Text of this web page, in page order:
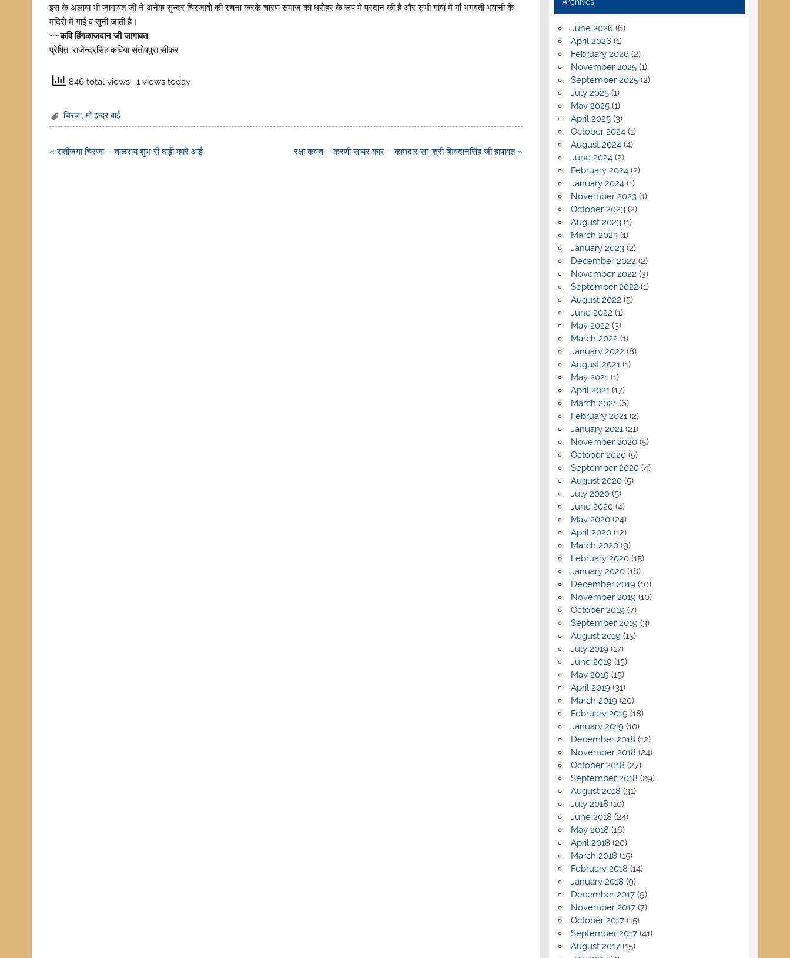
इस के अलावा भी जागावत जी ने अनेक सुन्दर चिरजावों की रचना करके चारण समाज को धरोहर के रूप में प्रदान की है और सभी गांवों में माँ भगवती भवानी के
मंदिरो में गाई व सुनी जाती है।
~~कवि हिंगऴाजदान जी जागावत
प्रेषित: राजेन्द्रसिंह कविया संतोषपुरा सीकर
846 total views , 1 views today
चिरजा,माँ इन्द्र बाई
Post
« रातीजगा चिरजा – चाळराय शुभ री घड़ी म्हारे आई रक्षा कवच – करणी सायर कार – कामदार सा. श्री शिवदानसिंह जी हापावत »
Archives
June 2026(6)
April 2026(1)
February 2026(2)
November 2025(1)
September 2025(2)
July 2025(1)
May 2025(1)
April 2025(3)
October 2024(1)
August 2024(4)
June 2024(2)
February 2024(2)
January 2024(1)
November 2023(1)
October 2023(2)
August 2023(1)
March 2023(1)
January 2023(2)
December 2022 (2)
November 2022 (3)
September 2022 (1)
August 2022 (5)
June 2022 (1)
May 2022 (3)
March 2022 (1)
January 2022 (8)
August 2021(1)
May 2021(1)
April 2021(17)
March 2021(6)
February 2021(2)
January 2021(21)
November 2020(5)
October 2020(5)
September 2020(4)
August 2020(5)
July 2020(5)
June 2020(4)
May 2020(24)
April 2020(12)
March 2020(9)
February 2020(15)
January 2020(18)
December 2019(10)
November 2019(10)
October 2019(7)
September 2019(3)
August 2019(15)
July 2019(17)
June 2019(15)
May 2019(15)
April 2019(31)
March 2019(20)
February 2019(18)
January 2019(10)
December 2018 (12)
November 2018 (24)
October 2018 (27)
September 2018 (29)
August 2018 (31)
July 2018 (10)
June 2018 (24)
May 2018 (16)
April 2018 (20)
March 2018 (15)
February 2018 (14)
January 2018 (9)
December 2017(9)
November 2017(7)
October 2017(15)
September 2017(41)
August 2017(15)